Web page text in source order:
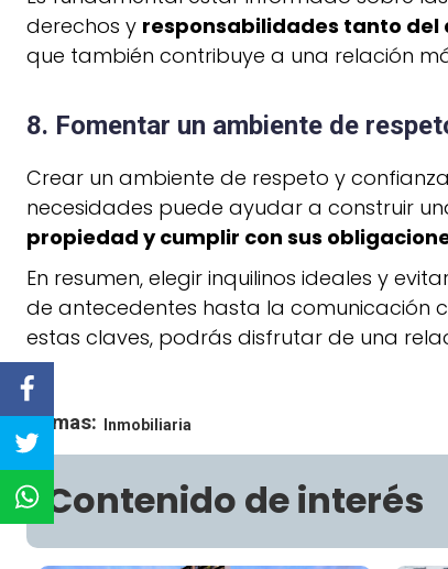
derechos y responsabilidades tanto
que también contribuye a una relación
8. Fomentar un ambiente de
Crear un ambiente de respeto y
necesidades puede ayudar a construir
propiedad y cumplir con sus
En resumen, elegir inquilinos ideales y
de antecedentes hasta la comunicación
estas claves, podrás disfrutar de una
Temas: Inmobiliaria
Contenido de interés